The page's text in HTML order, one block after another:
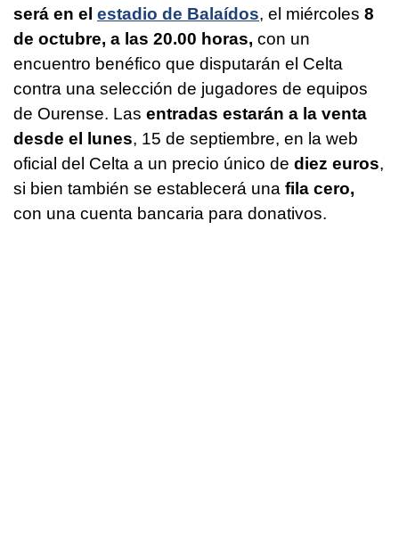
será en el estadio de Balaídos, el miércoles 8
de octubre, a las 20.00 horas, con un
encuentro benéfico que disputarán el Celta
contra una selección de jugadores de equipos
de Ourense. Las entradas estarán a la venta
desde el lunes, 15 de septiembre, en la web
oficial del Celta a un precio único de diez euros,
si bien también se establecerá una fila cero,
con una cuenta bancaria para donativos.